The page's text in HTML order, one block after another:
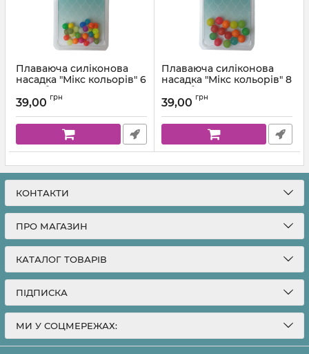
Плаваюча силіконова
насадка "Мікс кольорів" 6
мм в блістері
39,00 грн
Плаваюча силіконова
насадка "Мікс кольорів" 8
мм в блістері
39,00 грн
КОНТАКТИ
ПРО МАГАЗИН
КАТАЛОГ ТОВАРІВ
ПІДПИСКА
МИ У СОЦМЕРЕЖАХ: